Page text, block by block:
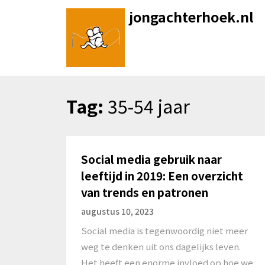
jongachterhoek.nl
Tag: 35-54 jaar
Social media gebruik naar
leeftijd in 2019: Een overzicht
van trends en patronen
augustus 10, 2023
Social media is tegenwoordig niet meer
weg te denken uit ons dagelijks leven.
Het heeft een enorme invloed op hoe we